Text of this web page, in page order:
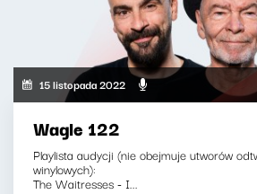
15 listopada 2022
Wagle 122
Playlista audycji (nie obejmuje utworów
winylowych):
The Waitresses - I...